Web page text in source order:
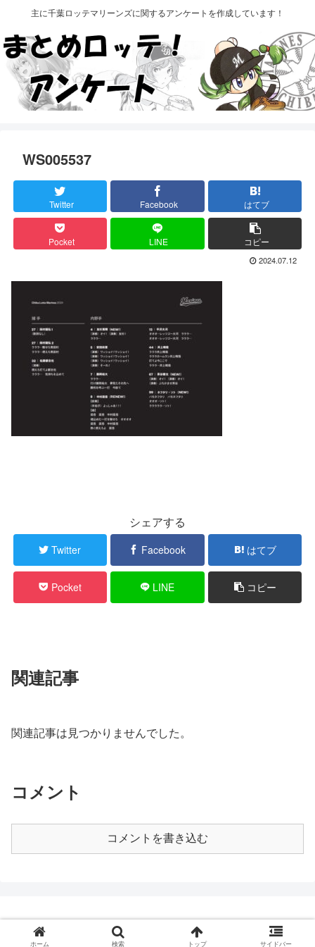
主に千葉ロッテマリーンズに関するアンケートを作成しています！
WS005537
Twitter Facebook はてブ
Pocket LINE コピー
2024.07.12
シェアする
Twitter Facebook はてブ
Pocket LINE コピー
関連記事
関連記事は見つかりませんでした。
コメント
コメントを書き込む
© 2020 まとめロッテ！アンケート.
ホーム 検索 トップ サイドバー